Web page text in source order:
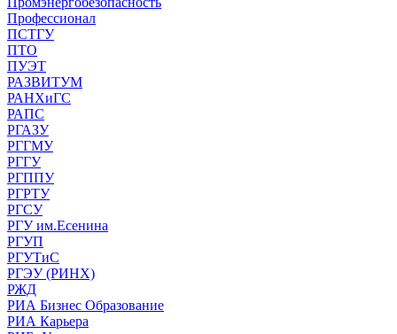
Профессионал
ПСТГУ
ПТО
ПУЭТ
РАЗВИТУМ
РАНХиГС
РАПС
РГАЗУ
РГГМУ
РГГУ
РГППУ
РГРТУ
РГСУ
РГУ им.Есенина
РГУП
РГУТиС
РГЭУ (РИНХ)
РЖД
РИА Бизнес Образование
РИА Карьера